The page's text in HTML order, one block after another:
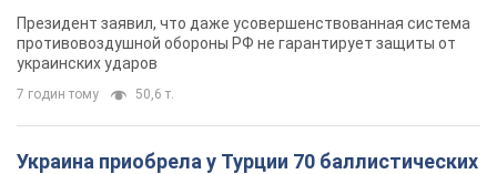
Президент заявил, что даже усовершенствованная система
противовоздушной обороны РФ не гарантирует защиты от
украинских ударов
7 годин тому 50,6 т.
Украина приобрела у Турции 70 баллистических